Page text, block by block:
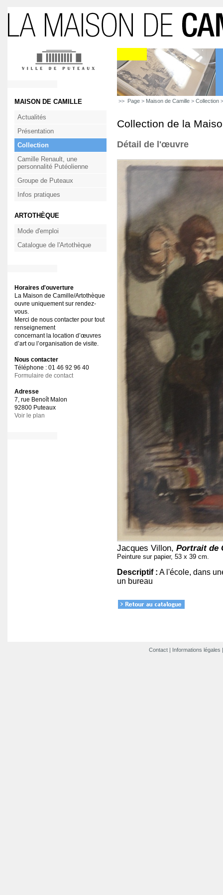
MAISON DE CAMILLE
Actualités
Présentation
Collection
Camille Renault, une
personnalité Putéolienne
Groupe de Puteaux
Infos pratiques
ARTOTHÈQUE
Mode d'emploi
Catalogue de l'Artothèque
Horaires d'ouverture
La Maison de Camille/Artothèque
ouvre uniquement sur rendez-
vous.
Merci de nous contacter pour tout
renseignement
concernant la location d’œuvres
d’art ou l’organisation de visite.
Nous contacter
Téléphone : 01 46 92 96 40
Formulaire de contact
Adresse
7, rue Benoît Malon
92800 Puteaux
Voir le plan
>> Page > Maison de Camille > Collection
Collection de la
Détail de l'œuvre
Jacques Villon, Portrait de
Peinture sur papier, 53 x 39 cm.
Descriptif : A l'école, dans
un bureau
Contact| Informations légales